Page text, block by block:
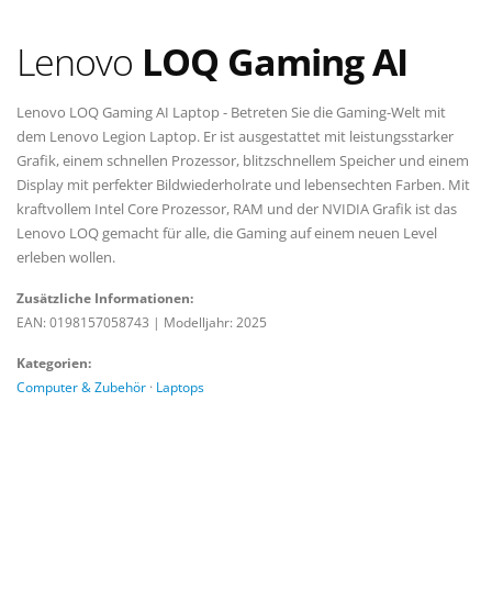
Lenovo LOQ Gaming AI
Lenovo LOQ Gaming AI Laptop - Betreten Sie die Gaming-Welt mit
dem Lenovo Legion Laptop. Er ist ausgestattet mit leistungsstarker
Grafik, einem schnellen Prozessor, blitzschnellem Speicher und einem
Display mit perfekter Bildwiederholrate und lebensechten Farben. Mit
kraftvollem Intel Core Prozessor, RAM und der NVIDIA Grafik ist das
Lenovo LOQ gemacht für alle, die Gaming auf einem neuen Level
erleben wollen.
Zusätzliche Informationen:
EAN: 0198157058743 | Modelljahr: 2025
Kategorien:
Computer & Zubehör · Laptops